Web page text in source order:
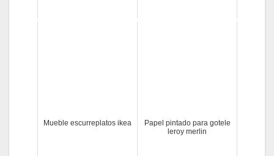
Mueble escurreplatos ikea
Papel pintado para gotele
leroy merlin